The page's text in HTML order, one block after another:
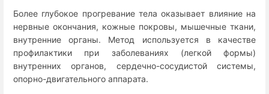
Более глубокое прогревание тела оказывает влияние на
нервные окончания, кожные покровы, мышечные ткани,
внутренние органы. Метод используется в качестве
профилактики при заболеваниях (легкой формы)
внутренних органов, сердечно-сосудистой системы,
опорно-двигательного аппарата.